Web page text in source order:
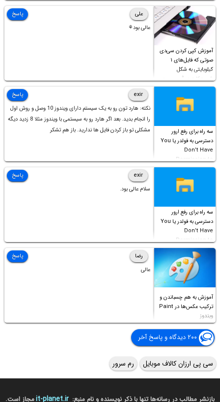
آموزش کپی کردن سی‌دی
صوتی که فایل‌های ۱
کیلوبایتی به شکل
شورت‌کات در آن موجود
است!
علی
عالی بود⚘
پاسخ
سه راه برای رفع ارور
دسترسی به فولدر یا You
Don’t Have
Permission to
Access this folder
exir
نکته: هارد تون رو به یک سیستم دارای ویندوز 10 وصل و روش اول
را انجام بدید. بعد اگر هارد رو به سیستمی با ویندوز مثلا 8 زدید دیگه
مشکلی تو باز کردن فایل ها ندارید. باز هم تشکر
پاسخ
سه راه برای رفع ارور
دسترسی به فولدر یا You
Don’t Have
Permission to
Access this folder
exir
سلام عالی بود.
پاسخ
آموزش به هم چسباندن و
ترکیب عکس‌ها در Paint
ویندوز
رضا
عالی
پاسخ
۲۰۰ دیدگاه و پاسخ آخر
سی پی ارزان کالاف موبایل رم سرور
بازنشر مطالب در رسانه‌ها تنها با ذکر نویسنده و نام منبع: it-planet.irمجاز است.